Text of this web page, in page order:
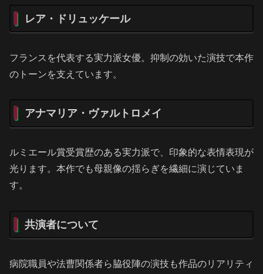
レア・ドリュッケール
フランスを代表する実力派女優。抑制の効いた演技で本作
のトーンを支えています。
アナマリア・ヴァルトロメイ
ルミエール賞受賞歴のある実力派で、印象的な表情表現が
光ります。本作でも母親像の揺らぎを繊細に演じていま
す。
共演者について
病院職員や法曹関係者ら脇役陣の演技も作品のリアリティ